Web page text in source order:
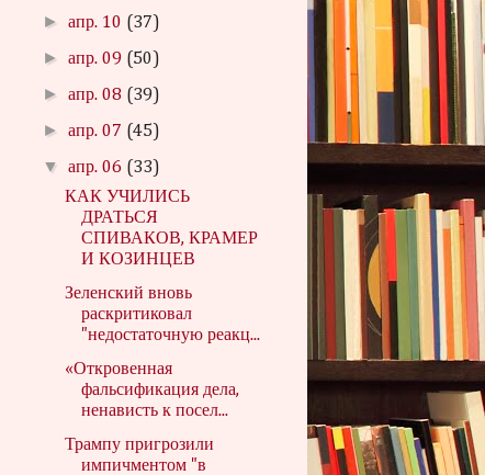
►апр. 10 (37)
►апр. 09 (50)
►апр. 08 (39)
►апр. 07 (45)
▼апр. 06 (33)
КАК УЧИЛИСЬ
ДРАТЬСЯ
СПИВАКОВ, КРАМЕР
И КОЗИНЦЕВ
Зеленский вновь
раскритиковал
"недостаточную реакц...
«Откровенная
фальсификация дела,
ненависть к посел...
Трампу пригрозили
импичментом "в